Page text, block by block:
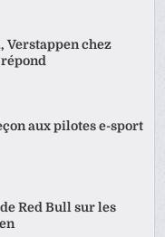
chez
aux pilotes e-sport
Red Bull sur les